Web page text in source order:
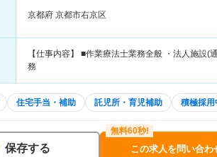
京都府 京都市右京区
【仕事内容】 ■作業療法士業務全般 ・法人施設
務
住宅手当・補助 託児所・育児補助 積極採用
保存する この求人を問い合わ